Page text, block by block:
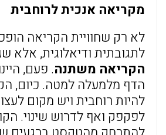
מקריאה אנכית לרוחבית
לא רק שחוויית הקריאה
לתגובתית ודיאלוגית, אלא
הקריאה משתנה. פעם,
הדף מלמעלה למטה. כיום,
להיות רוחבית ויש מקום
לפקפק ואף לדרוש שינוי.